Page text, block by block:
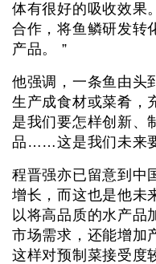
体有很好的吸收效果
合作，将鱼鳞研发转
产品。 ”
他强调，一条鱼由头
生产成食材或菜肴，
是我们要怎样创新、
品……这是我们未来
程晋强亦已留意到中
增长，而这也是他未
以将高品质的水产品
市场需求，还能增加
这样对预制菜接受度